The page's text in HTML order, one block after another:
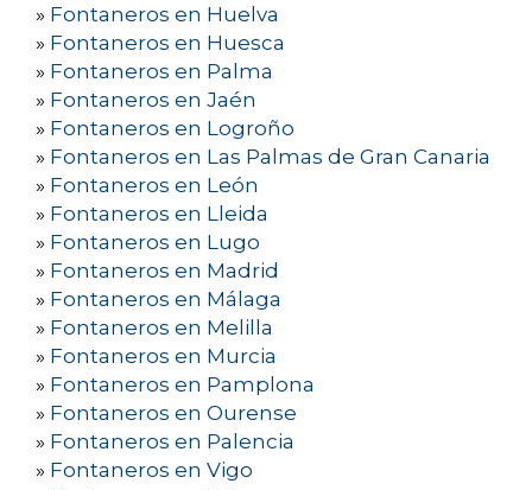
» Fontaneros en Huelva
» Fontaneros en Huesca
» Fontaneros en Palma
» Fontaneros en Jaén
» Fontaneros en Logroño
» Fontaneros en Las Palmas de Gran Canaria
» Fontaneros en León
» Fontaneros en Lleida
» Fontaneros en Lugo
» Fontaneros en Madrid
» Fontaneros en Málaga
» Fontaneros en Melilla
» Fontaneros en Murcia
» Fontaneros en Pamplona
» Fontaneros en Ourense
» Fontaneros en Palencia
» Fontaneros en Vigo